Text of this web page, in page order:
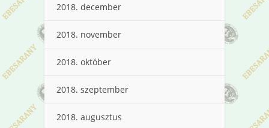
2018. december
2018. november
2018. október
2018. szeptember
2018. augusztus